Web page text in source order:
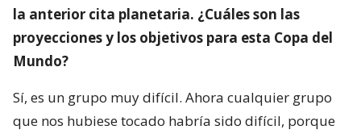
la anterior cita planetaria. ¿Cuáles son las
proyecciones y los objetivos para esta Copa del
Mundo?
Sí, es un grupo muy difícil. Ahora cualquier grupo
que nos hubiese tocado habría sido difícil, porque